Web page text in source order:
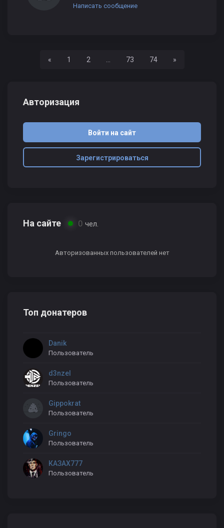
Написать сообщение
«Назад1 2 73 74 »Вперед
Авторизация
Войти на сайт
Зарегистрироваться
На сайте 0 чел.
Авторизованных пользователей нет
Топ донатеров
Danik
Пользователь
d3nzel
Пользователь
Gippokrat
Пользователь
Gringo
Пользователь
КАЗАХ777
Пользователь